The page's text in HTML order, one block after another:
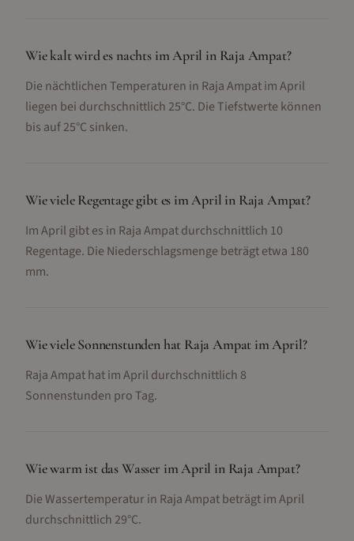
Wie kalt wird es nachts im April in Raja Ampat?
Die nächtlichen Temperaturen in Raja Ampat im April
liegen bei durchschnittlich 25°C. Die Tiefstwerte können
bis auf 25°C sinken.
Wie viele Regentage gibt es im April in Raja Ampat?
Im April gibt es in Raja Ampat durchschnittlich 10
Regentage. Die Niederschlagsmenge beträgt etwa 180
mm.
Wie viele Sonnenstunden hat Raja Ampat im April?
Raja Ampat hat im April durchschnittlich 8
Sonnenstunden pro Tag.
Wie warm ist das Wasser im April in Raja Ampat?
Die Wassertemperatur in Raja Ampat beträgt im April
durchschnittlich 29°C.